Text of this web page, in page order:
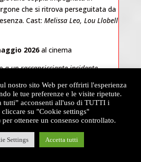
che si ritrova perseguitata da
Cast: Melissa Leo, Lou Llobell
2026al cinema
a un raccapricciante incidente
alle spalle. Ma qualcosa è salito a
presenza demoniaca, si annida
e inesorabile. Non si fermerà
entrambi, trasformando il loro
in una discesa senza ritorno
nostro sito Web per offrirti l'esperienza
le tue preferenze e le visite ripetute.
tutti” acconsenti all'uso di TUTTI i
su "Cookie settings"
ottenere un consenso controllato.
Settings Accetta tutti